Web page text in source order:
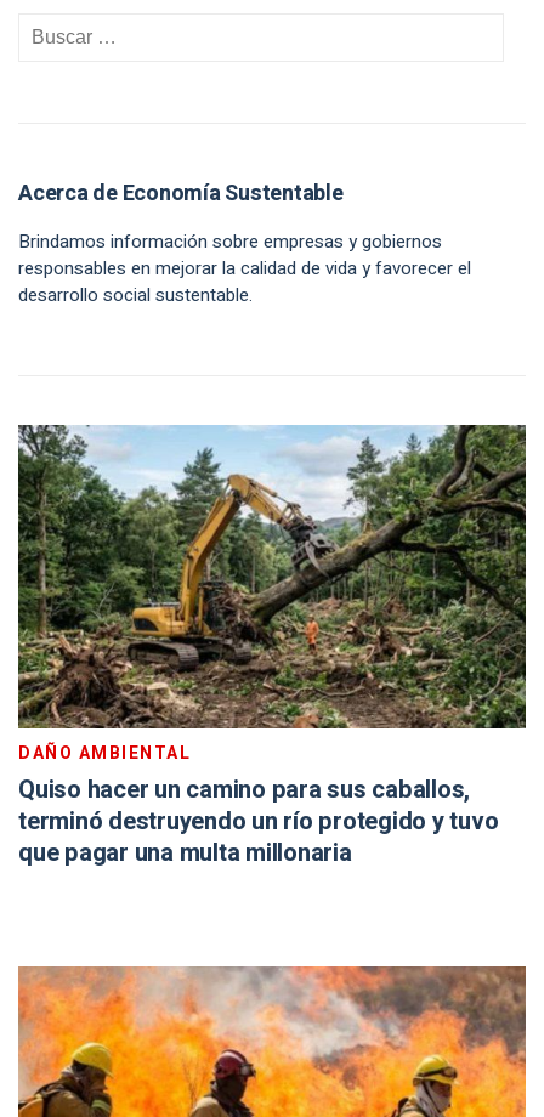
Acerca de Economía Sustentable
Brindamos información sobre empresas y gobiernos
responsables en mejorar la calidad de vida y favorecer el
desarrollo social sustentable.
DAÑO AMBIENTAL
Quiso hacer un camino para sus caballos,
terminó destruyendo un río protegido y tuvo
que pagar una multa millonaria